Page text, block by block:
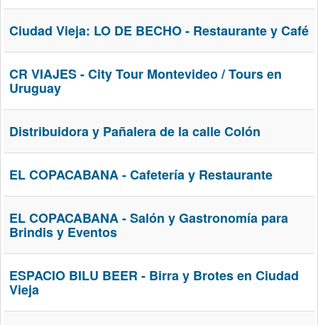
Ciudad Vieja: LO DE BECHO - Restaurante y Café
CR VIAJES - City Tour Montevideo / Tours en
Uruguay
Distribuidora y Pañalera de la calle Colón
EL COPACABANA - Cafetería y Restaurante
EL COPACABANA - Salón y Gastronomía para
Brindis y Eventos
ESPACIO BILU BEER - Birra y Brotes en Ciudad
Vieja